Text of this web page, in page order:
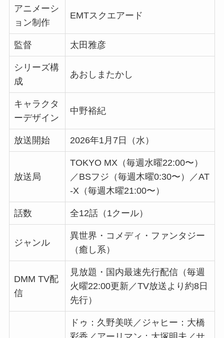
アニメーシ
ョン制作
EMTスクエアード
監督 太田雅彦
シリーズ構
成
あおしまたかし
キャラクタ
ーデザイン
中野裕紀
放送開始 2026年1月7日（水）
放送局
TOKYO MX（毎週水曜22:00〜）
／BSフジ（毎週木曜0:30〜）／AT
-X（毎週木曜21:00〜）
話数 全12話（1クール）
ジャンル
異世界・コメディ・ファンタジー
（癒し系）
DMM TV配
信
見放題・国内最速先行配信（毎週
火曜22:00更新／TV放送より約8日
先行）
ドゥ：久野美咲／ジャヒー：大橋